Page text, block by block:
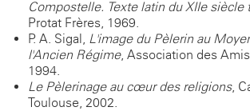
Compostelle. Texte latin du XIIe siècle
Protat Frères, 1969.
P. A. Sigal, L'image du Pèlerin au
l'Ancien Régime, Association des
1994.
Le Pèlerinage au cœur des religions,
Toulouse, 2002.